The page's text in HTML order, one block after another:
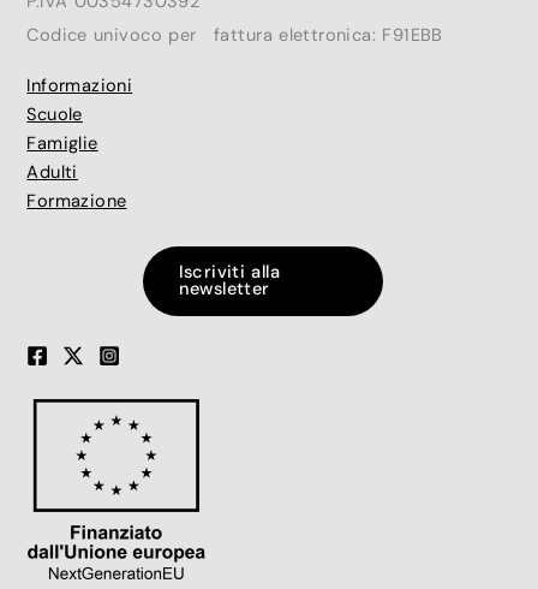
Codice univoco per fattura elettronica: F91EBB
Informazioni
Scuole
Famiglie
Adulti
Formazione
Iscriviti alla
newsletter